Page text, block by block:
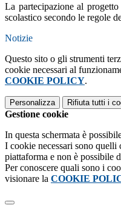
La partecipazione al
scolastico secondo le regole
Notizie
Questo sito o gli strumenti
cookie necessari al
COOKIE POLICY.
Personalizza Rifiuta tutti i
Gestione cookie
In questa schermata è
I cookie necessari sono
piattaforma e non è possibile
Per conoscere quali sono i
visionare la COOKIE